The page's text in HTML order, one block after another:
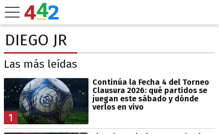
DIEGO JR
Las más leídas
1
Continúa la Fecha 4 del Torneo
Clausura 2026: qué partidos se
juegan este sábado y dónde
verlos en vivo